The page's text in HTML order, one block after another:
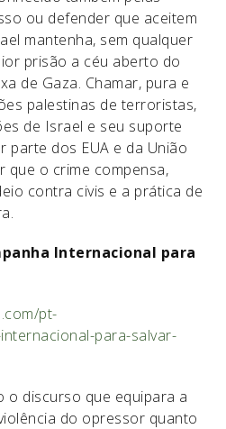
ou defender que aceitem
mantenha, sem qualquer
prisão a céu aberto do
de Gaza. Chamar, pura e
palestinas de terroristas,
de Israel e seu suporte
parte dos EUA e da União
que o crime compensa,
contra civis e a prática de
Internacional para
pt-
para-salvar-
o discurso que equipara a
do opressor quanto